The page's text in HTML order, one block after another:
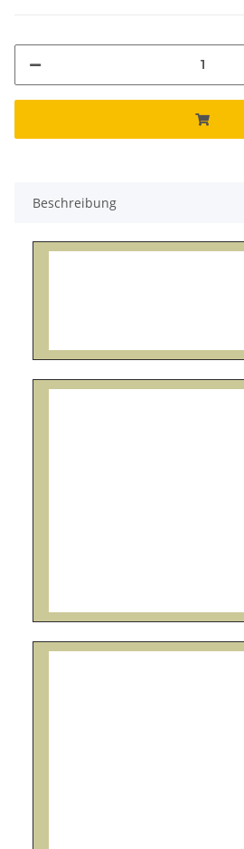
Beschreibung